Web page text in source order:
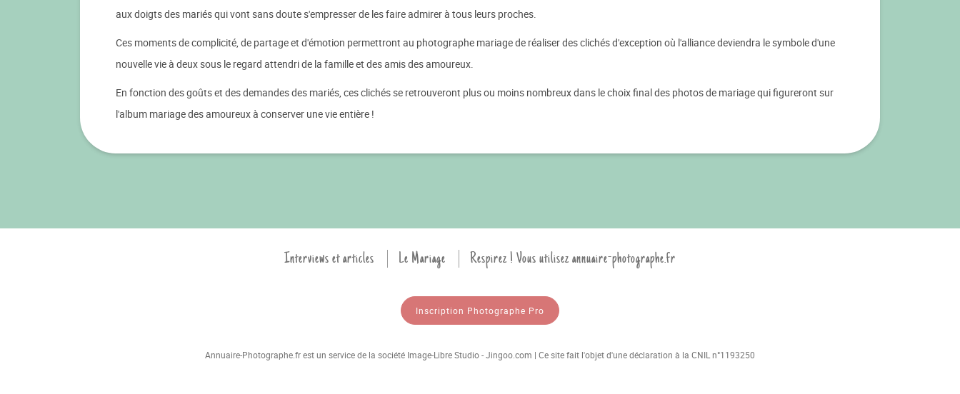
aux doigts des mariés qui vont sans doute s'empresser de les faire admirer à tous leurs proches.
Ces moments de complicité, de partage et d'émotion permettront au photographe mariage de réaliser des clichés d'exception où l'alliance deviendra le symbole d'une
nouvelle vie à deux sous le regard attendri de la famille et des amis des amoureux.
En fonction des goûts et des demandes des mariés, ces clichés se retrouveront plus ou moins nombreux dans le choix final des photos de mariage qui figureront sur
l'album mariage des amoureux à conserver une vie entière !
Interviews et articles Le Mariage Respirez ! Vous utilisez annuaire-photographe.fr
Inscription Photographe Pro
Annuaire-Photographe.fr est un service de la société Image-Libre Studio - Jingoo.com | Ce site fait l'objet d'une déclaration à la CNIL n°1193250